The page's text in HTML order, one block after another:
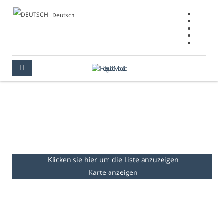
Deutsch
Klicken sie hier um die Liste anzuzeigen
Karte anzeigen